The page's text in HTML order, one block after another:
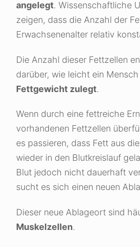
angelegt. Wissenschaftliche
zeigen, dass die Anzahl der
Erwachsenenalter relativ
Die Anzahl dieser Fettzellen
darüber, wie leicht ein
Fettgewicht zulegt.
Wenn durch eine fettreiche
vorhandenen Fettzellen
es passieren, dass Fett aus
wieder in den Blutkreislauf
Blut jedoch nicht dauerhaft
sucht es sich einen neuen
Dieser neue Ablageort sind
Muskelzellen.